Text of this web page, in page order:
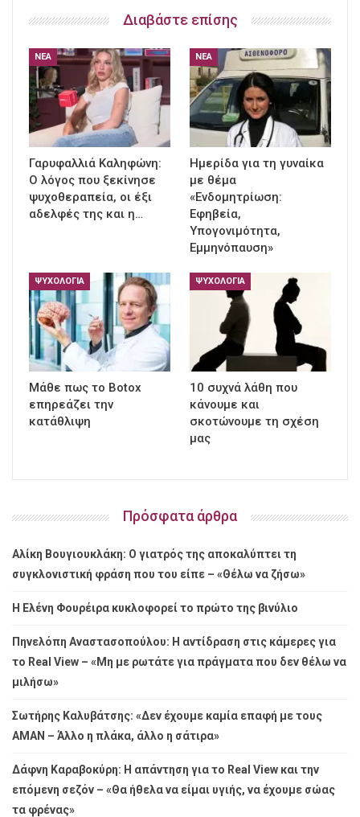
Διαβάστε επίσης
ΝΈΑ
Γαρυφαλλιά Καληφώνη:
Ο λόγος που ξεκίνησε
ψυχοθεραπεία, οι έξι
αδελφές της και η…
ΝΈΑ
Ημερίδα για τη γυναίκα
με θέμα
«Ενδομητρίωση:
Εφηβεία,
Υπογονιμότητα,
Εμμηνόπαυση»
ΨΥΧΟΛΟΓΊΑ
Μάθε πως το Botox
επηρεάζει την
κατάθλιψη
ΨΥΧΟΛΟΓΊΑ
10 συχνά λάθη που
κάνουμε και
σκοτώνουμε τη σχέση
μας
Πρόσφατα άρθρα
Αλίκη Βουγιουκλάκη: Ο γιατρός της αποκαλύπτει τη
συγκλονιστική φράση που του είπε – «Θέλω να ζήσω»
Η Ελένη Φουρέιρα κυκλοφορεί το πρώτο της βινύλιο
Πηνελόπη Αναστασοπούλου: Η αντίδραση στις κάμερες για
το Real View – «Μη με ρωτάτε για πράγματα που δεν θέλω να
μιλήσω»
Σωτήρης Καλυβάτσης: «Δεν έχουμε καμία επαφή με τους
ΑΜΑΝ – Άλλο η πλάκα, άλλο η σάτιρα»
Δάφνη Καραβοκύρη: Η απάντηση για το Real View και την
επόμενη σεζόν – «Θα ήθελα να είμαι υγιής, να έχουμε σώας
τα φρένας»